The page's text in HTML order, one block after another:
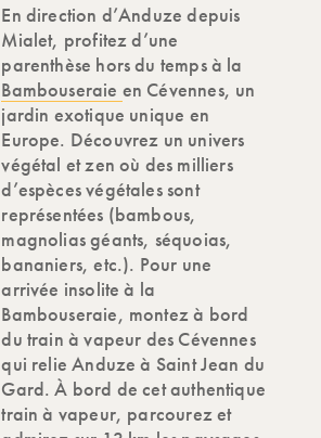
En direction d’Anduze depuis
Mialet, profitez d’une
parenthèse hors du temps à la
Bambouseraie en Cévennes, un
jardin exotique unique en
Europe. Découvrez un univers
végétal et zen où des milliers
d’espèces végétales sont
représentées (bambous,
magnolias géants, séquoias,
bananiers, etc.). Pour une
arrivée insolite à la
Bambouseraie, montez à bord
du train à vapeur des Cévennes
qui relie Anduze à Saint Jean du
Gard. À bord de cet authentique
train à vapeur, parcourez et